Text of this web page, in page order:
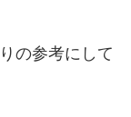
の参考にして